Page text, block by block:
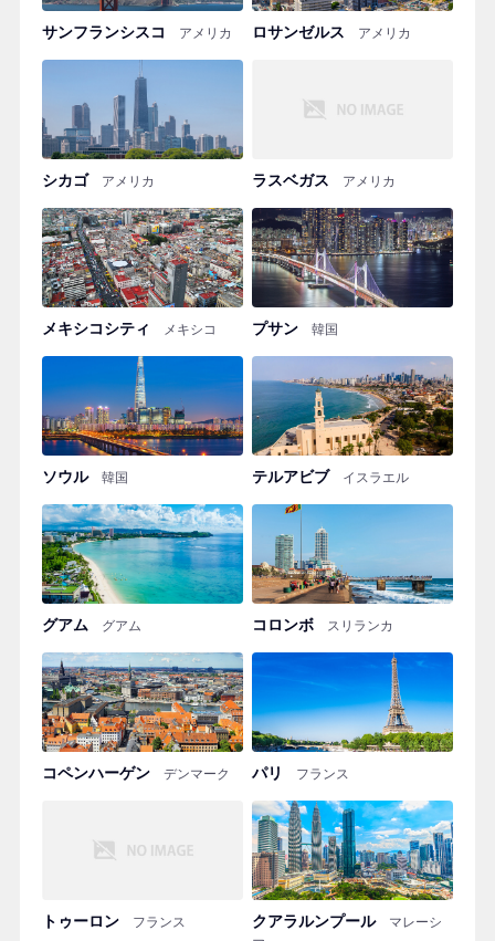
サンフランシスコ アメリカ ロサンゼルス アメリカ
シカゴ アメリカ ラスベガス アメリカ
メキシコシティ メキシコ プサン 韓国
ソウル 韓国 テルアビブ イスラエル
グアム グアム コロンボ スリランカ
コペンハーゲン デンマーク パリ フランス
トゥーロン フランス クアラルンプール
マレーシ